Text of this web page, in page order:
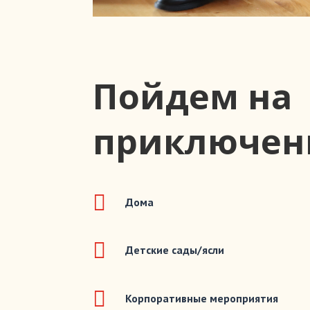
Пойдем на
 Дома
 Детские сады/ясли
 Корпоративные мероприятия